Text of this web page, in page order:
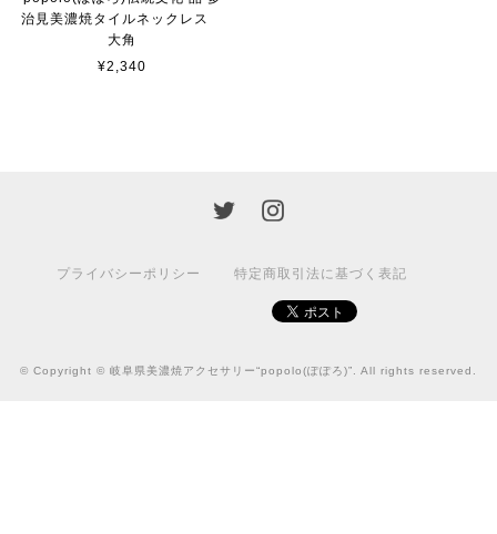
治見美濃焼タイルネックレス
大角
¥2,340
プライバシーポリシー 特定商取引法に基づく表記
© Copyright © 岐阜県美濃焼アクセサリー“popolo(ぽぽろ)”. All rights reserved.